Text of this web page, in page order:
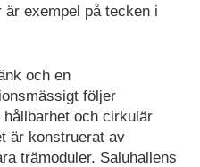
är exempel på tecken i
och en
följer
och cirkulär
är konstruerat av
trämoduler. Saluhallens